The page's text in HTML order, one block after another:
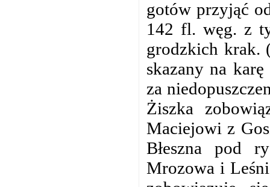
gotów przyjąć
142 fl. węg. z
grodzkich krak.
skazany na
za
Żiszka
Maciejowi z
Błeszna pod
Mrozowa i